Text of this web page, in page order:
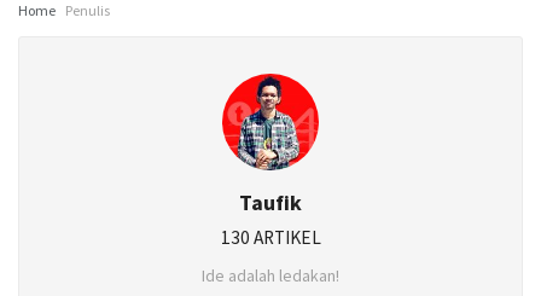
Home Penulis
Taufik
130 ARTIKEL
Ide adalah ledakan!